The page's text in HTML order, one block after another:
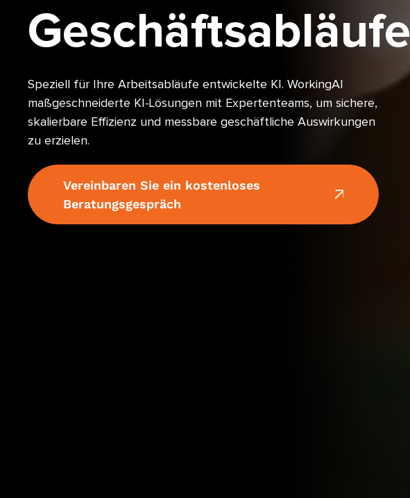
Geschäftsabläufe
Speziell für Ihre Arbeitsabläufe entwickelte KI. WorkingAI
maßgeschneiderte KI-Lösungen mit Expertenteams, um sichere,
skalierbare Effizienz und messbare geschäftliche Auswirkungen
zu erzielen.
Vereinbaren Sie ein kostenloses
Beratungsgespräch